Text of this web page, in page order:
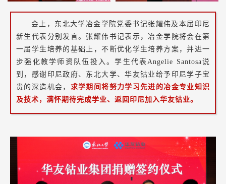
会上，东北大学冶金学院党委书记张耀伟及本届印尼
新生代表分别发言。张耀伟书记表示，冶金学院将会在第
一届学生培养的基础上，不断优化学生培养方案，并进一
步强化教学师资队伍投入。学生代表Angelie Santosa说
到，感谢印尼政府、东北大学、华友钴业给予印尼学子宝
贵的深造机会， 求学期间将努力学习先进的冶金专业知识
及技术，满怀期待完成学业、返回印尼加入华友钴业。